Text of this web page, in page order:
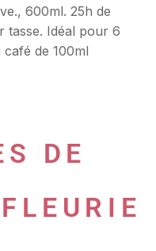
600ml. 25h de
tasse. Idéal pour 6
de 100ml
DE